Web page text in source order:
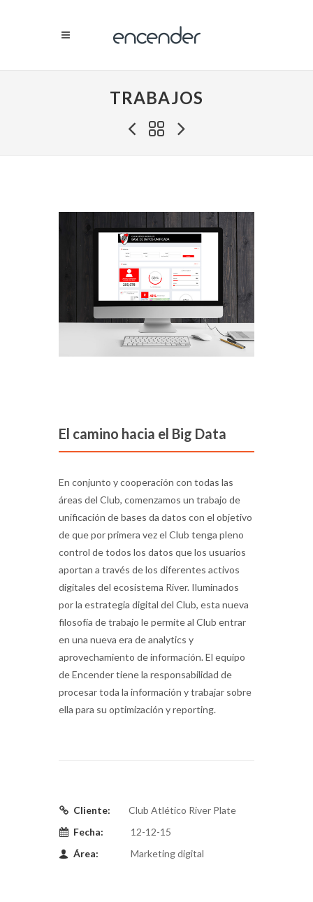
TRABAJOS
El camino hacia el Big Data
En conjunto y cooperación con todas las
áreas del Club, comenzamos un trabajo de
unificación de bases da datos con el objetivo
de que por primera vez el Club tenga pleno
control de todos los datos que los usuarios
aportan a través de los diferentes activos
digitales del ecosistema River. Iluminados
por la estrategia digital del Club, esta nueva
filosofía de trabajo le permite al Club entrar
en una nueva era de analytics y
aprovechamiento de información. El equipo
de Encender tiene la responsabilidad de
procesar toda la información y trabajar sobre
ella para su optimización y reporting.
Cliente:
Club Atlético River Plate
Fecha:
12-12-15
Área:
Marketing digital